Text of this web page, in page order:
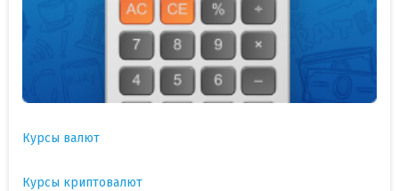
Курсы валют
Курсы криптовалют